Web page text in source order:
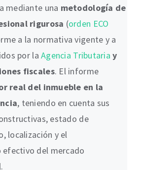
mediante una metodología de
rigurosa (orden ECO
a la normativa vigente y a
por laAgencia Tributaria y
fiscales. El informe
real del inmueble en la
, teniendo en cuenta sus
estado de
localización y el
del mercado